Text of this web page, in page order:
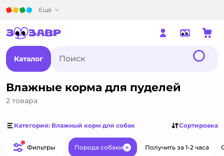
Ещё
Каталог
Влажные корма для пуделей
2 товара
Категория: Влажный корм для собак Сортировка
Фильтры Порода собаки ЗакрытьПолучить за 1-2 часа